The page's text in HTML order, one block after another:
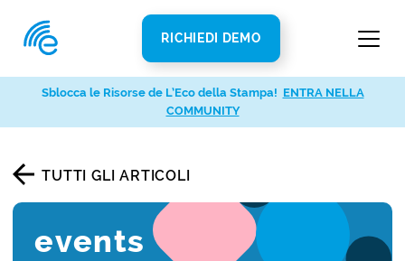
RICHIEDI DEMO
TUTTI GLI ARTICOLI
events
Sblocca le Risorse de L’Eco della Stampa! ENTRA NELLA
COMMUNITY